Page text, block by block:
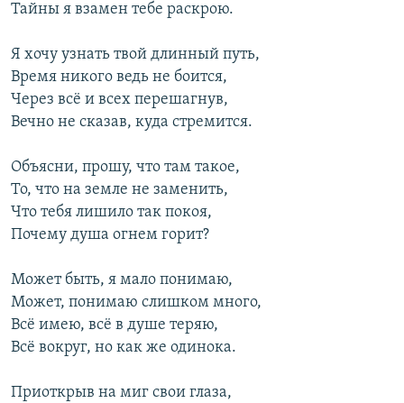
Тайны я взамен тебе раскрою.
Я хочу узнать твой длинный путь,
Время никого ведь не боится,
Через всё и всех перешагнув,
Вечно не сказав, куда стремится.
Объясни, прошу, что там такое,
То, что на земле не заменить,
Что тебя лишило так покоя,
Почему душа огнем горит?
Может быть, я мало понимаю,
Может, понимаю слишком много,
Всё имею, всё в душе теряю,
Всё вокруг, но как же одинока.
Приоткрыв на миг свои глаза,